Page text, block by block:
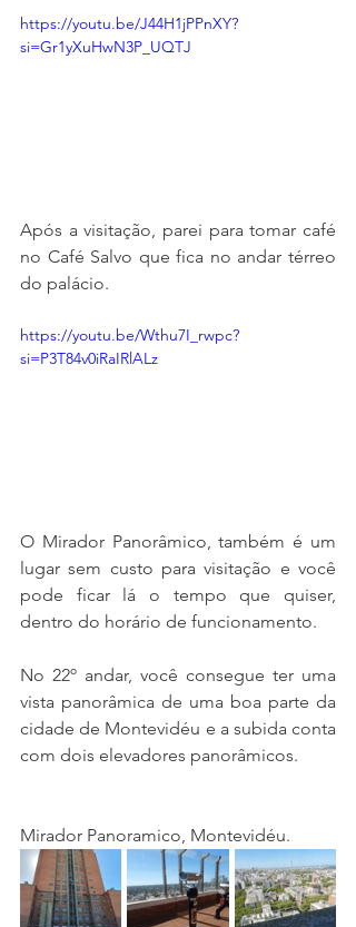
https://youtu.be/J44H1jPPnXY?
si=Gr1yXuHwN3P_UQTJ
Após a visitação, parei para tomar café
no Café Salvo que fica no andar térreo
do palácio.
https://youtu.be/Wthu7I_rwpc?
si=P3T84v0iRaIRlALz
O Mirador Panorâmico, também é um
lugar sem custo para visitação e você
pode ficar lá o tempo que quiser,
dentro do horário de funcionamento.
No 22º andar, você consegue ter uma
vista panorâmica de uma boa parte da
cidade de Montevidéu e a subida conta
com dois elevadores panorâmicos.
Mirador Panoramico, Montevidéu.